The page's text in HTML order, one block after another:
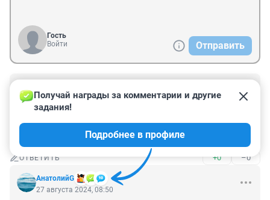
Гость
Войти
Отправить
28 августа 2024, 11:39
"И хочу вам сказать, что специальная военная
операция идет в строгом соответствии с графиком,
по плану!" В.В. Путин
ОТВЕТИТЬ +0 –0
АнатолийG
Получай награды за комментарии и другие
задания!
Подробнее в профиле
27 августа 2024, 08:50